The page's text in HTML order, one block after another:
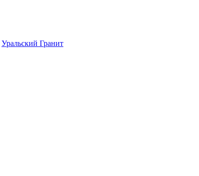
Уральский Гранит